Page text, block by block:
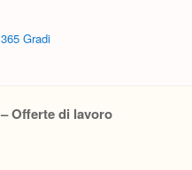
365 Gradi
Offerte di lavoro